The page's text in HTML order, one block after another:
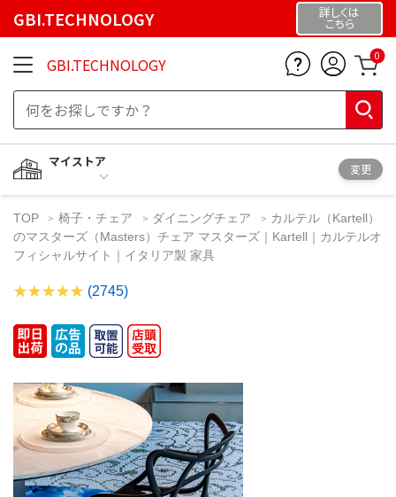
GBI.TECHNOLOGY 詳しくは
こちら
GBI.TECHNOLOGY 0
マイストア
変更
TOP 椅子・チェア ダイニングチェア
カルテル（Kartell）
のマスターズ（Masters）チェア マスターズ｜Kartell｜カルテルオ
フィシャルサイト｜イタリア製 家具
(2745)